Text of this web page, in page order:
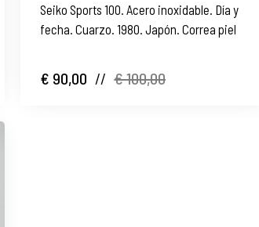
Seiko Sports 100. Acero inoxidable. Día y
fecha. Cuarzo. 1980. Japón. Correa piel
€ 90,00 // € 100,00